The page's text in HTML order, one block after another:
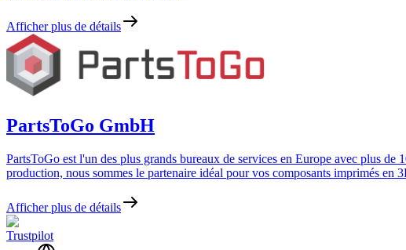
Afficher plus de détails
PartsToGo GmbH
PartsToGo est l'un des plus grands bureaux de services en Europe avec plus
production, nous sommes le partenaire idéal pour vos composants imprimés en
Afficher plus de détails
Trustpilot